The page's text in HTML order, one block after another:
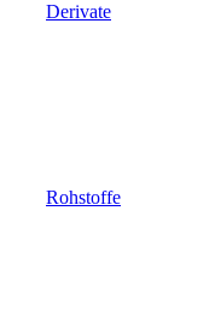
Derivate
Rohstoffe